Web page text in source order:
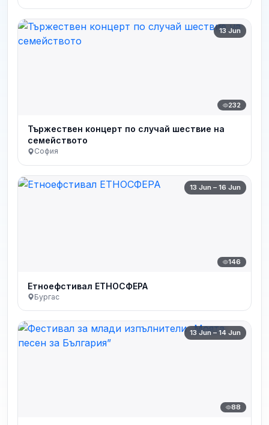
13 Jun
232
Тържествен концерт по случай шествие на
семейството
София
13 Jun – 16 Jun
146
Етноефстивал ЕТНОСФЕРА
Бургас
13 Jun – 14 Jun
88